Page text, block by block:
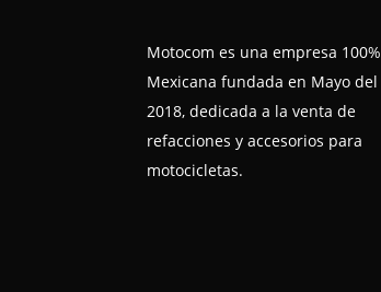
Motocom es una empresa 100%
Mexicana fundada en Mayo del
2018, dedicada a la venta de
refacciones y accesorios para
motocicletas.